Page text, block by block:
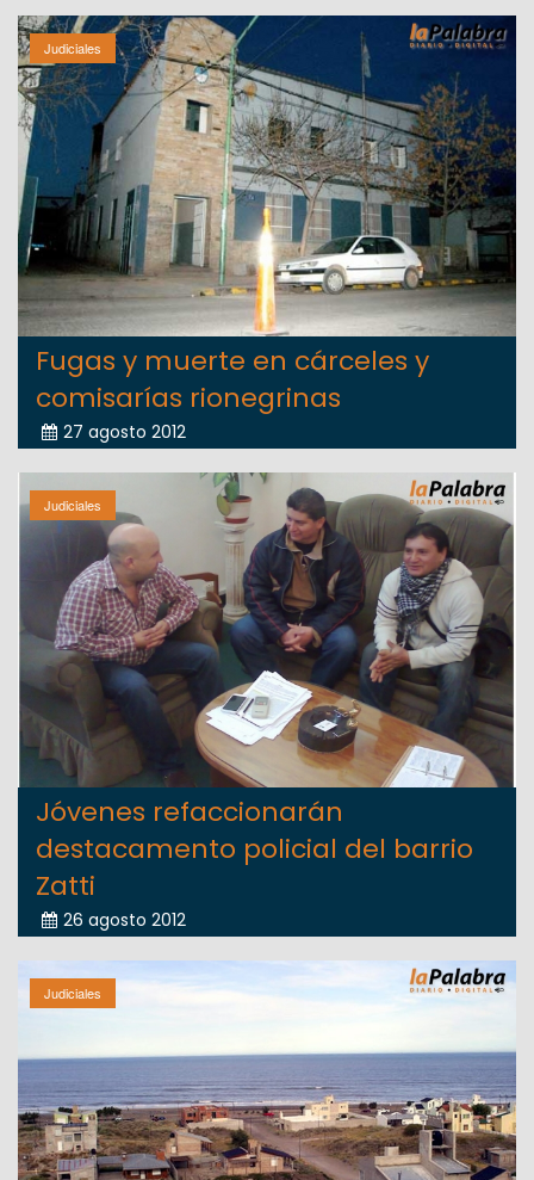
Judiciales
Fugas y muerte en cárceles y
comisarías rionegrinas
27 agosto 2012
Judiciales
Jóvenes refaccionarán
destacamento policial del barrio
Zatti
26 agosto 2012
Judiciales